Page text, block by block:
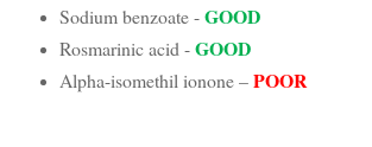
Sodium benzoate -GOOD
Rosmarinic acid -GOOD
Alpha-isomethil ionone –POOR